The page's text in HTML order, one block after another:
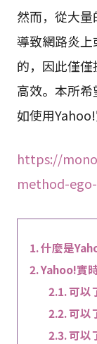
然而，從大
導致網路炎
的，因此僅
高效。本所
如使用
https://
method-
什麼是
Yahoo!實
可以
可以
可以